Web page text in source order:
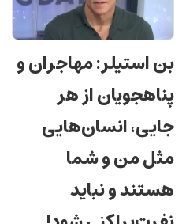
بن استیلر: مهاجران و
پناهجویان از هر
جایی، انسان‌هایی
مثل من و شما
هستند و نباید